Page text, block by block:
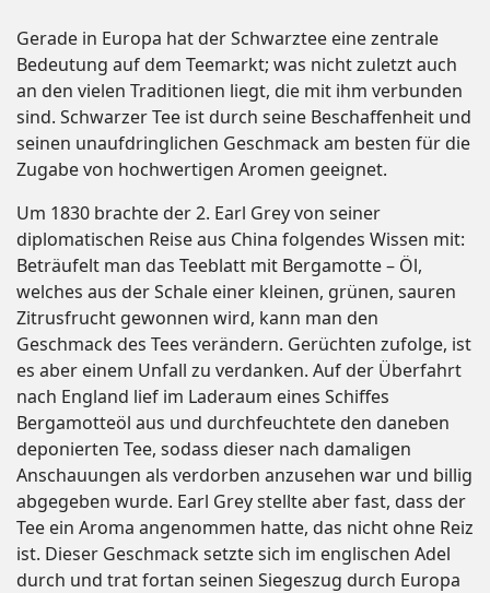
Gerade in Europa hat der Schwarztee eine zentrale
Bedeutung auf dem Teemarkt; was nicht zuletzt auch
an den vielen Traditionen liegt, die mit ihm verbunden
sind. Schwarzer Tee ist durch seine Beschaffenheit und
seinen unaufdringlichen Geschmack am besten für die
Zugabe von hochwertigen Aromen geeignet.
Um 1830 brachte der 2. Earl Grey von seiner
diplomatischen Reise aus China folgendes Wissen mit:
Beträufelt man das Teeblatt mit Bergamotte – Öl,
welches aus der Schale einer kleinen, grünen, sauren
Zitrusfrucht gewonnen wird, kann man den
Geschmack des Tees verändern. Gerüchten zufolge, ist
es aber einem Unfall zu verdanken. Auf der Überfahrt
nach England lief im Laderaum eines Schiffes
Bergamotteöl aus und durchfeuchtete den daneben
deponierten Tee, sodass dieser nach damaligen
Anschauungen als verdorben anzusehen war und billig
abgegeben wurde. Earl Grey stellte aber fast, dass der
Tee ein Aroma angenommen hatte, das nicht ohne Reiz
ist. Dieser Geschmack setzte sich im englischen Adel
durch und trat fortan seinen Siegeszug durch Europa